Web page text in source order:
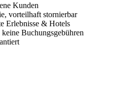
Kunden
vorteilhaft stornierbar
Erlebnisse & Hotels
Buchungsgebühren